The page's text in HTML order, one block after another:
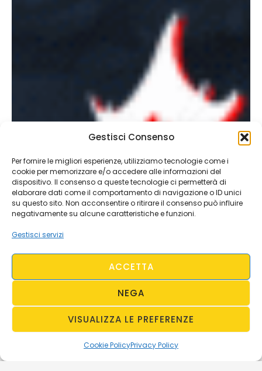
Gestisci Consenso
Per fornire le migliori esperienze, utilizziamo tecnologie come i
cookie per memorizzare e/o accedere alle informazioni del
dispositivo. Il consenso a queste tecnologie ci permetterà di
elaborare dati come il comportamento di navigazione o ID unici
su questo sito. Non acconsentire o ritirare il consenso può influire
negativamente su alcune caratteristiche e funzioni.
Gestisci servizi
ACCETTA
NEGA
VISUALIZZA LE PREFERENZE
Cookie PolicyPrivacy Policy